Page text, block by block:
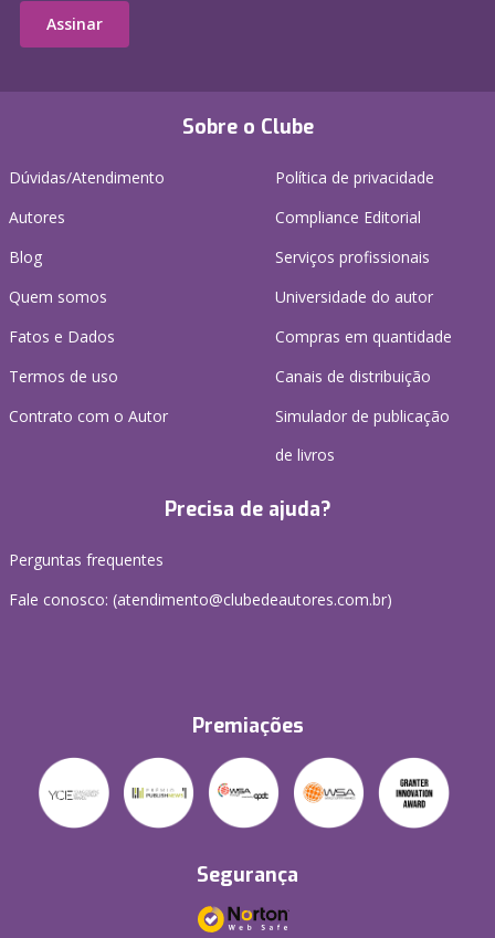
Sobre o Clube
Dúvidas/Atendimento
Autores
Blog
Quem somos
Fatos e Dados
Termos de uso
Contrato com o Autor
Política de privacidade
Compliance Editorial
Serviços profissionais
Universidade do autor
Compras em quantidade
Canais de distribuição
Simulador de publicação
de livros
Precisa de ajuda?
Perguntas frequentes
Fale conosco: (atendimento@clubedeautores.com.br)
Premiações
Segurança
Assinar